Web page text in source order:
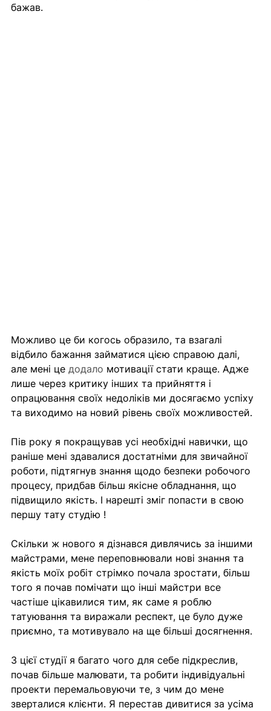
бажав.
Можливо це би когось образило, та взагалі
відбило бажання займатися цією справою далі,
але мені це додало мотивації стати краще. Адже
лише через критику інших та прийняття і
опрацювання своїх недоліків ми досягаємо успіху
та виходимо на новий рівень своїх можливостей.
Пів року я покращував усі необхідні навички, що
раніше мені здавалися достатніми для звичайної
роботи, підтягнув знання щодо безпеки робочого
процесу, придбав більш якісне обладнання, що
підвищило якість. І нарешті зміг попасти в свою
першу тату студію !
Скільки ж нового я дізнався дивлячись за іншими
майстрами, мене переповнювали нові знання та
якість моїх робіт стрімко почала зростати, більш
того я почав помічати що інші майстри все
частіше цікавилися тим, як саме я роблю
татуювання та виражали респект, це було дуже
приємно, та мотивувало на ще більші досягнення.
З цієї студії я багато чого для себе підкреслив,
почав більше малювати, та робити індивідуальні
проекти перемальовуючи те, з чим до мене
зверталися клієнти. Я перестав дивитися за усіма